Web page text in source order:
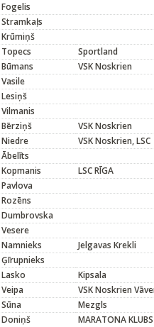
Fogelis
Stramkaļs
Krūmiņš
Topecs
Sportland
Būmans
VSK Noskrien
Vasile
Lesiņš
Vilmanis
Bērziņš
VSK Noskrien
Niedre
VSK Noskrien, LSC
Ābelīts
Kopmanis
LSC RĪGA
Pavlova
Rozēns
Dumbrovska
Vesere
Namnieks
Jelgavas Krekli
Ģīrupnieks
Lasko
Kipsala
Veipa
VSK Noskrien
Sūna
Mezgls
Doniņš MARATONA KLUBS